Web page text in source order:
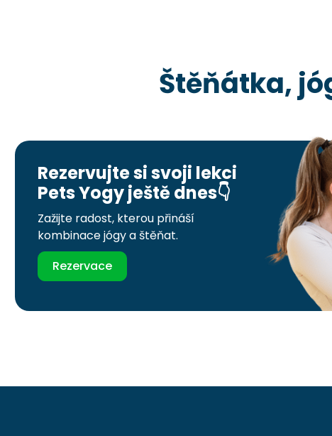
Štěňátka,
Rezervujte si svoji lekci
Pets Yogy ještě dnes👇
Zažijte radost, kterou přináší
kombinace jógy a štěňat.
Rezervace